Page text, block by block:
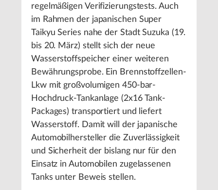
regelmäßigen Verifizierungstests. Auch
im Rahmen der japanischen Super
Taikyu Series nahe der Stadt Suzuka (19.
bis 20. März) stellt sich der neue
Wasserstoffspeicher einer weiteren
Bewährungsprobe. Ein Brennstoffzellen-
Lkw mit großvolumigen 450-bar-
Hochdruck-Tankanlage (2x16 Tank-
Packages) transportiert und liefert
Wasserstoff. Damit will der japanische
Automobilhersteller die Zuverlässigkeit
und Sicherheit der bislang nur für den
Einsatz in Automobilen zugelassenen
Tanks unter Beweis stellen.